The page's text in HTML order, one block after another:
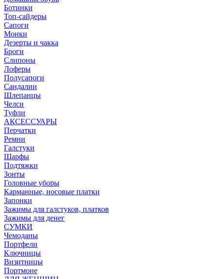
Ботинки
Топ-сайдеры
Сапоги
Монки
Дезерты и чакка
Броги
Слипоны
Лоферы
Полусапоги
Сандалии
Шлепанцы
Челси
Туфли
АКСЕССУАРЫ
Перчатки
Ремни
Галстуки
Шарфы
Подтяжки
Зонты
Головные уборы
Карманные, носовые платки
Запонки
Зажимы для галстуков, платков
Зажимы для денег
СУМКИ
Чемоданы
Портфели
Ключницы
Визитницы
Портмоне